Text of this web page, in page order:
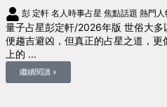
彭 定軒 名人時事占星 焦點話題 熱門人
量子占星彭定軒/2026年版 世俗大多
便趨吉避凶，但真正的占星之道，
上的 ...
繼續閱讀 »